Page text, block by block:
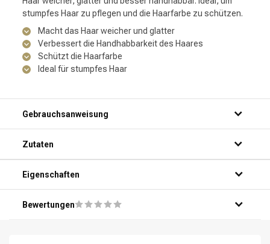
stumpfes Haar zu pflegen und die Haarfarbe zu schützen.
Macht das Haar weicher und glatter
Verbessert die Handhabbarkeit des Haares
Schützt die Haarfarbe
Ideal für stumpfes Haar
Gebrauchsanweisung
Zutaten
Eigenschaften
Bewertungen